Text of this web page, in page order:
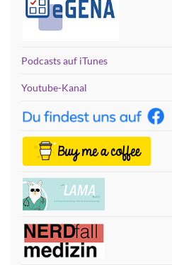
Podcasts auf iTunes
Youtube-Kanal